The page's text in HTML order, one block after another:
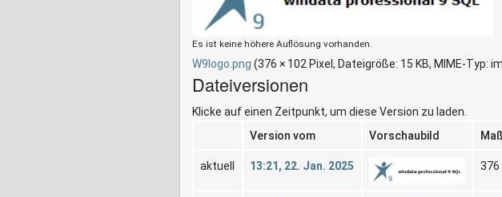
Es ist keine höhere Auflösung vorhanden.
W9logo.png ‎(376 × 102 Pixel, Dateigröße: 15 KB, MIME-Typ:
Dateiversionen
Klicke auf einen Zeitpunkt, um diese Version zu laden.
Version vom
Vorschaubild
aktuell 13:21, 22. Jan. 2025